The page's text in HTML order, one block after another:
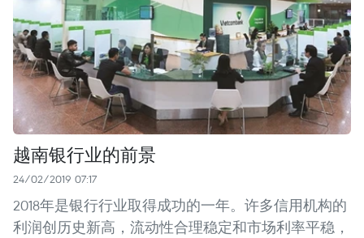
越南银行业的前景
24/02/2019 07:17
2018年是银行行业取得成功的一年。许多信用机构的
利润创历史新高，流动性合理稳定和市场利率平稳，